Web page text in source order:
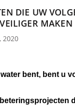
DIE UW
MAKEN
2020
bent, bent u